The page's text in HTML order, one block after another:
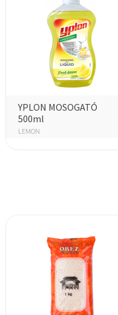
YPLON MOSOGATÓ
500ml
LEMON